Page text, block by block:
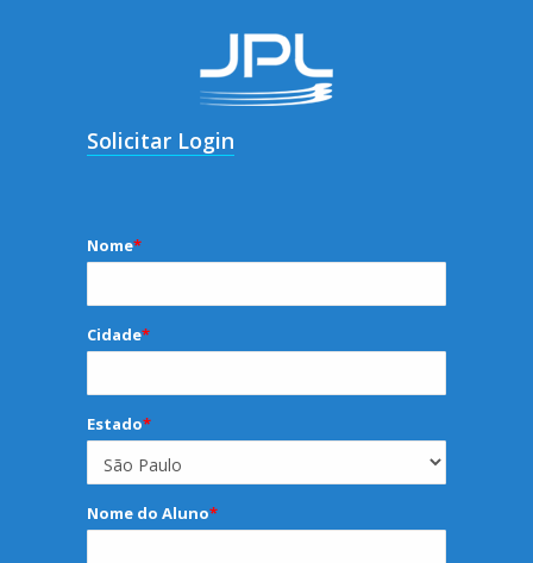
Solicitar Login
Nome*
Cidade*
Estado*
Nome do Aluno*